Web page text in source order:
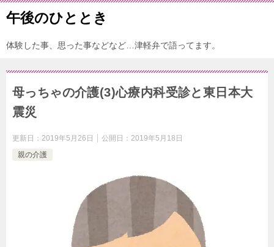
午後のひととき
体験した事、思った事などなど…津軽弁で語ってます。
母っちゃの介護(3)心療内科受診と東日本大
震災
更新日： 2019年5月26日 公開日： 2019年5月18日
親の介護